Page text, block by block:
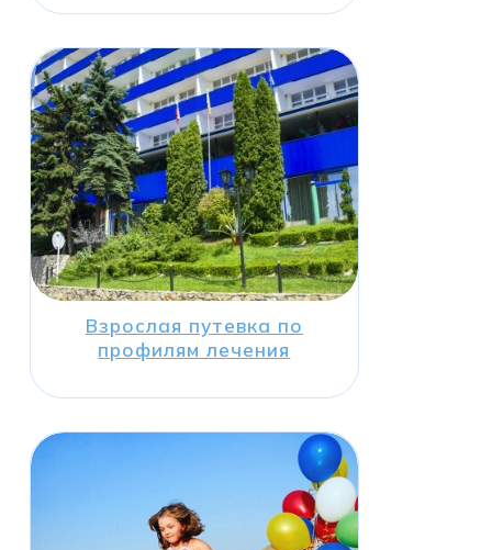
Взрослая путевка по
профилям лечения